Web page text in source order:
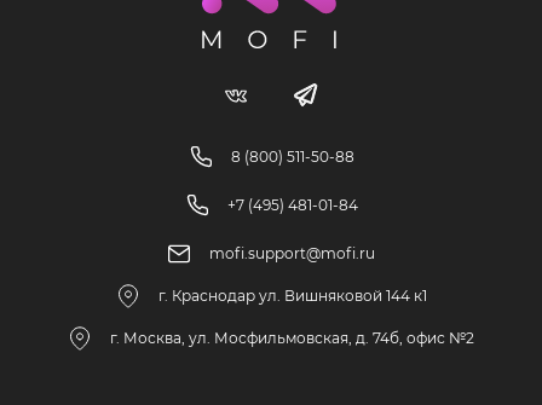
8 (800) 511-50-88
+7 (495) 481-01-84
mofi.support@mofi.ru
г. Краснодар ул. Вишняковой 144 к1
г. Москва, ул. Мосфильмовская, д. 74б, офис №2